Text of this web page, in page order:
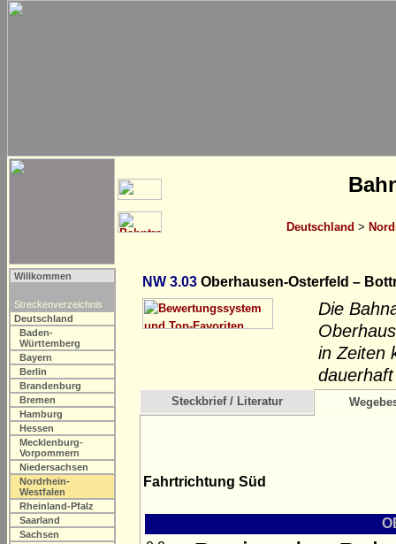
Deutschland >
Willkommen
Streckenverzeichnis
Deutschland
Baden-
Württemberg
Bayern
Berlin
Brandenburg
Bremen
Hamburg
Hessen
Mecklenburg-
Vorpommern
Niedersachsen
Nordrhein-
Westfalen
Rheinland-Pfalz
Saarland
Sachsen
NW 3.03 Oberhausen-Osterfeld –
Die
in Zeiten
Steckbrief / Literatur
Fahrtrichtung Süd